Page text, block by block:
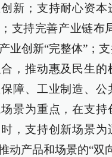
新；支持耐心资本
支持完善产业链布
业创新“完整体”；
，推动惠及民生的
障、工业制造、公
景为重点，在支持
，支持创新场景为
动产品和场景的“双